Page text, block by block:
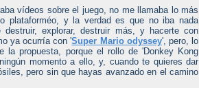
vídeos sobre el juego, no me llamaba lo más
plataforméo, y la verdad es que no iba nada
destruir, explorar, destruir más, y hacerte con
ya ocurría con 'Super Mario odyssey', pero, lo
propuesta, porque el rollo de 'Donkey Kong
momento a ello, y, cuando te quieres dar
pero sin que hayas avanzado en el camino